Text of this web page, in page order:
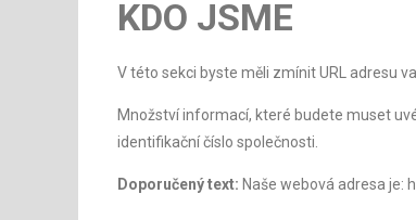
KDO JSME
V této sekci byste měli zmínit URL adresu
Množství informací, které budete muset
identifikační číslo společnosti.
Doporučený text: Naše webová adresa je: